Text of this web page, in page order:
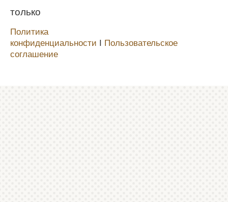
только
Политика
конфиденциальности
Пользовательское
соглашение